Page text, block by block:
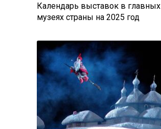
Календарь выставок в главных
музеях страны на 2025 год